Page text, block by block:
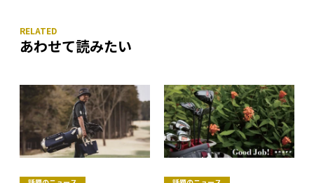
あわせて読みたい